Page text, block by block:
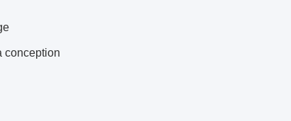
conception